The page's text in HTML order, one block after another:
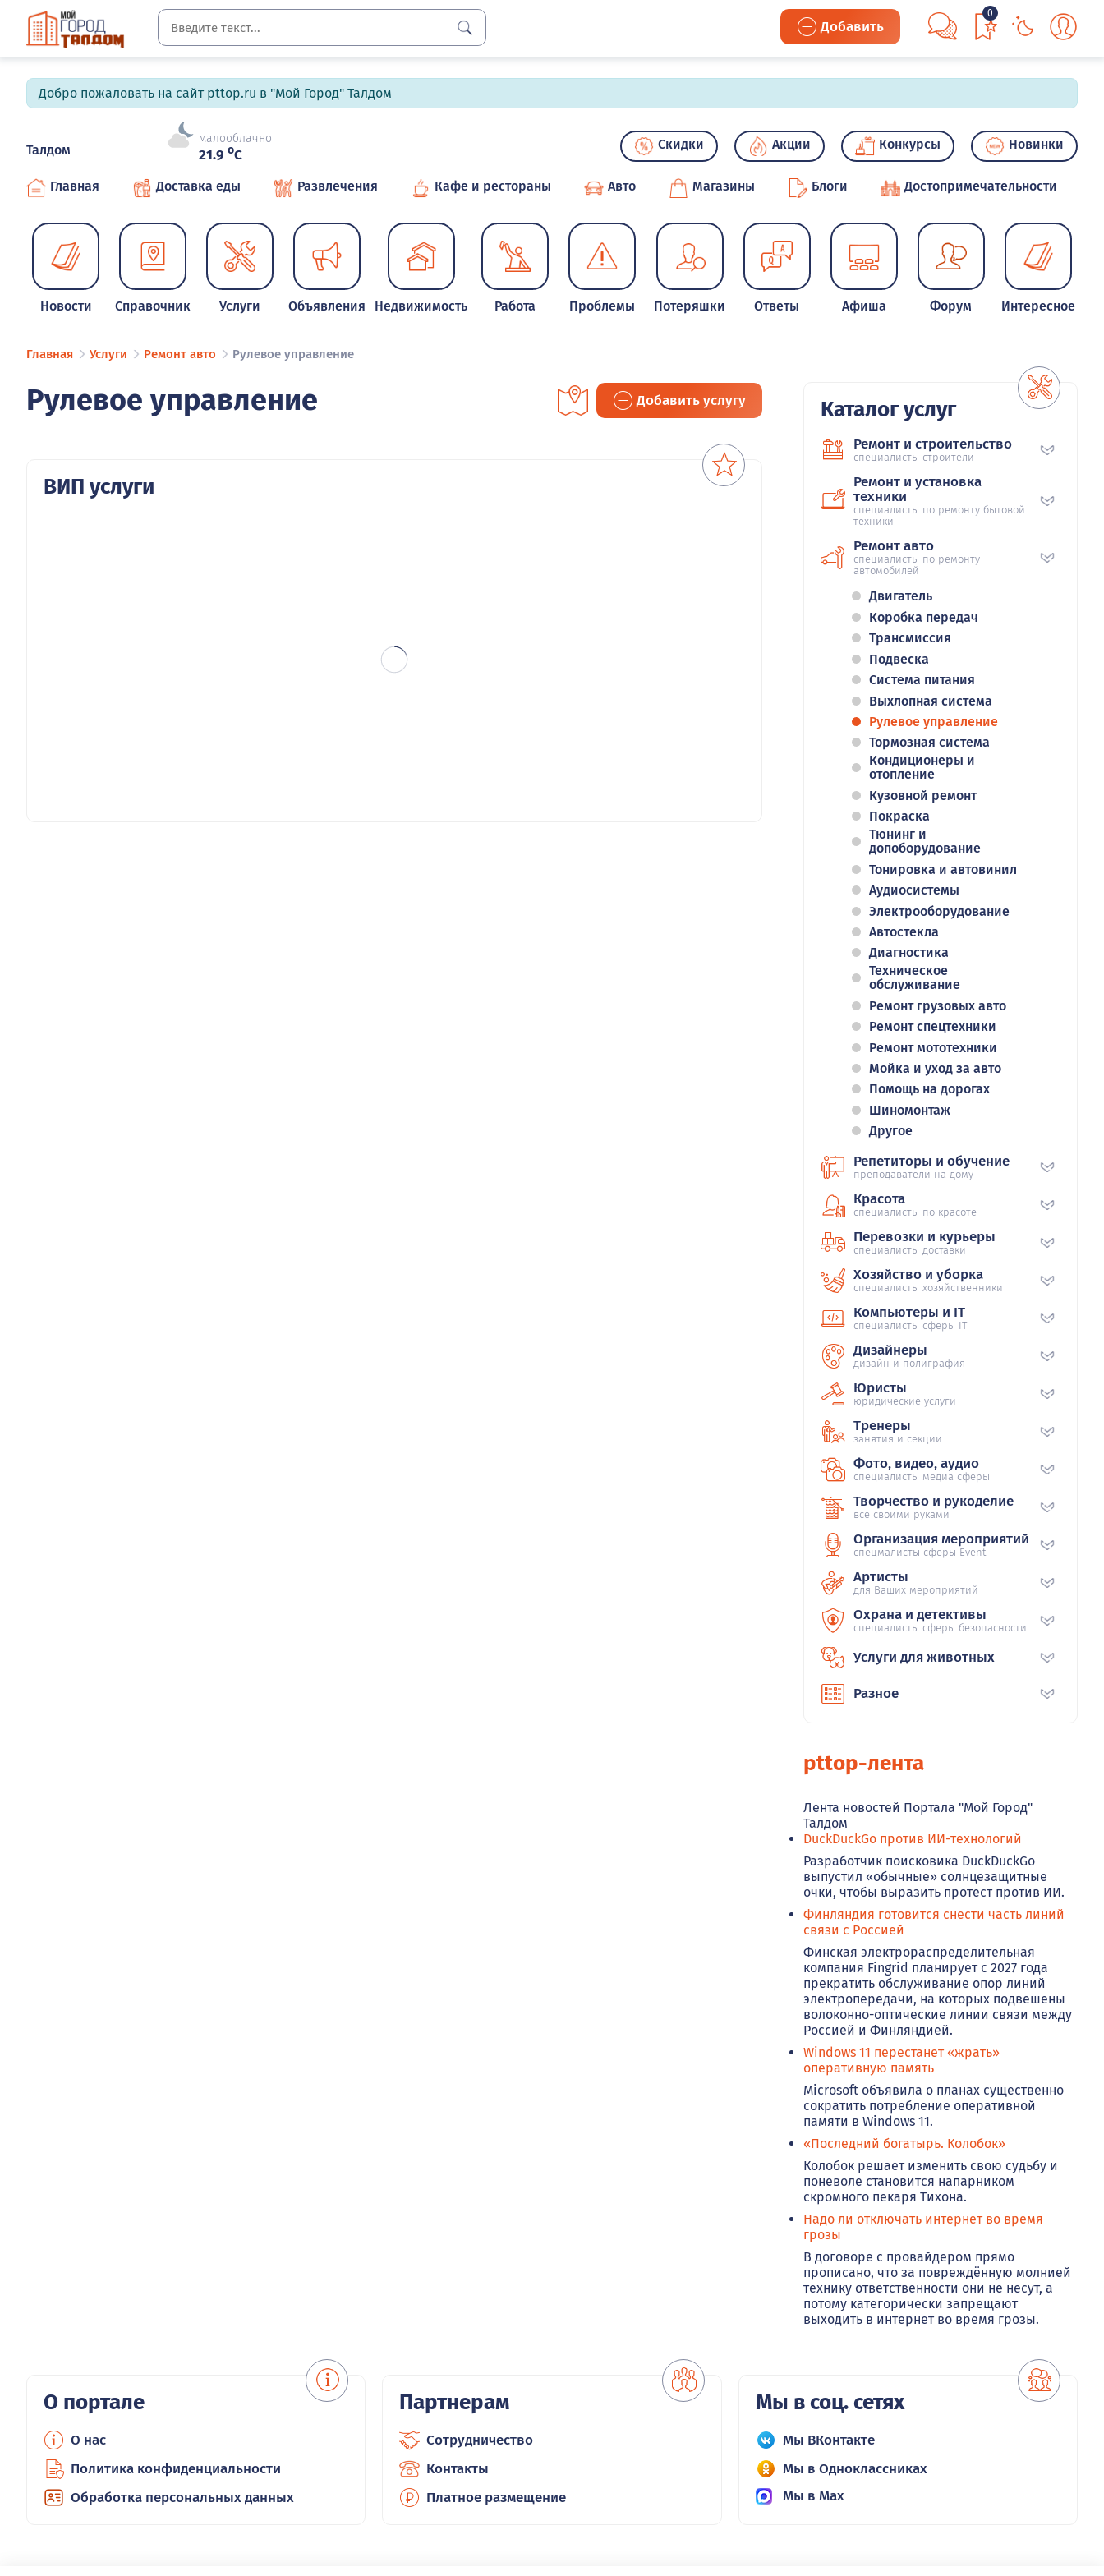
Добавить
0
Добро пожаловать на сайт pttop.ru в "Мой Город" Талдом
Талдом
малооблачно
21.9 oC
Скидки Акции Конкурсы Новинки
Главная Доставка еды Развлечения Кафе и рестораны Авто Магазины Блоги Достопримечательности
Новости Справочник Услуги Объявления Недвижимость Работа Проблемы Потеряшки Ответы Афиша Форум Интересное
Главная Услуги Ремонт авто Рулевое управление
Рулевое управление Добавить услугу
ВИП услуги
Каталог услуг
Ремонт и строительство
специалисты строители
Ремонт и установка
техники
специалисты по ремонту бытовой
техники
Ремонт авто
специалисты по ремонту
автомобилей
Двигатель
Коробка передач
Трансмиссия
Подвеска
Система питания
Выхлопная система
Рулевое управление
Тормозная система
Кондиционеры и
отопление
Кузовной ремонт
Покраска
Тюнинг и
допоборудование
Тонировка и автовинил
Аудиосистемы
Электрооборудование
Автостекла
Диагностика
Техническое
обслуживание
Ремонт грузовых авто
Ремонт спецтехники
Ремонт мототехники
Мойка и уход за авто
Помощь на дорогах
Шиномонтаж
Другое
Репетиторы и обучение
преподаватели на дому
Красота
специалисты по красоте
Перевозки и курьеры
специалисты доставки
Хозяйство и уборка
специалисты хозяйственники
Компьютеры и IT
специалисты сферы IT
Дизайнеры
дизайн и полиграфия
Юристы
юридические услуги
Тренеры
занятия и секции
Фото, видео, аудио
специалисты медиа сферы
Творчество и рукоделие
все своими руками
Организация мероприятий
спецмалисты сферы Event
Артисты
для Ваших мероприятий
Охрана и детективы
специалисты сферы безопасности
Услуги для животных
Разное
pttop-лента
Лента новостей Портала "Мой Город"
Талдом
DuckDuckGo против ИИ-технологий
Разработчик поисковика DuckDuckGo
выпустил «обычные» солнцезащитные
очки, чтобы выразить протест против ИИ.
Финляндия готовится снести часть линий
связи с Россией
Финская электрораспределительная
компания Fingrid планирует с 2027 года
прекратить обслуживание опор линий
электропередачи, на которых подвешены
волоконно-оптические линии связи между
Россией и Финляндией.
Windows 11 перестанет «жрать»
оперативную память
Microsoft объявила о планах существенно
сократить потребление оперативной
памяти в Windows 11.
«Последний богатырь. Колобок»
Колобок решает изменить свою судьбу и
поневоле становится напарником
скромного пекаря Тихона.
Надо ли отключать интернет во время
грозы
В договоре с провайдером прямо
прописано, что за повреждённую молнией
технику ответственности они не несут, а
потому категорически запрещают
выходить в интернет во время грозы.
О портале
О нас
Политика конфиденциальности
Обработка персональных данных
Партнерам
Сотрудничество
Контакты
Платное размещение
Мы в соц. сетях
Мы ВКонтакте
Мы в Одноклассниках
Мы в Max